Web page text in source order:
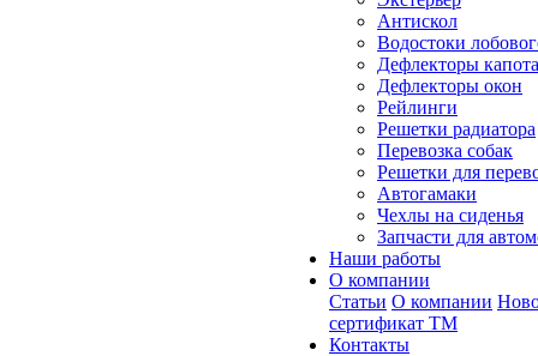
Антискол
Водостоки
Дефлекторы капота
Дефлекторы окон
Рейлинги
Решетки радиатора
Перевозка собак
Решетки для
Автогамаки
Чехлы на сиденья
Запчасти для
Наши работы
О компании
Статьи О компании
сертификат ТМ
Контакты